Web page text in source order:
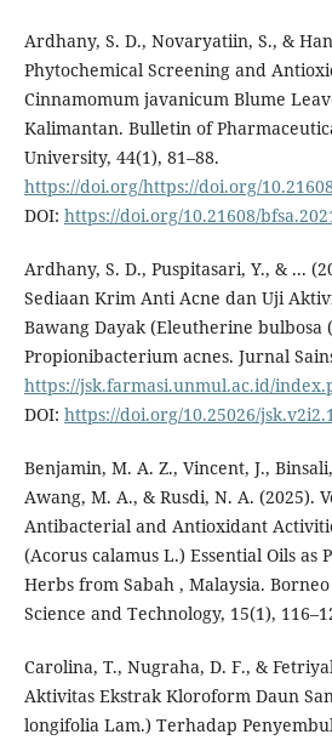
Ardhany, S. D., Novaryatiin, S., &
Phytochemical Screening and
Cinnamomum javanicum Blume
Kalimantan. Bulletin of
University, 44(1), 81–88.
https://doi.org/https://doi.org/
DOI: https://doi.org/10.21608/
Ardhany, S. D., Puspitasari, Y., & ...
Sediaan Krim Anti Acne dan Uji
Bawang Dayak (Eleutherine
Propionibacterium acnes. Jurnal
https://jsk.farmasi.unmul.ac.id/
DOI: https://doi.org/10.25026/
Benjamin, M. A. Z., Vincent, J.,
Awang, M. A., & Rusdi, N. A. (2025).
Antibacterial and Antioxidant
(Acorus calamus L.) Essential Oils as
Herbs from Sabah , Malaysia.
Science and Technology, 15(1),
Carolina, T., Nugraha, D. F., &
Aktivitas Ekstrak Kloroform Daun
longifolia Lam.) Terhadap